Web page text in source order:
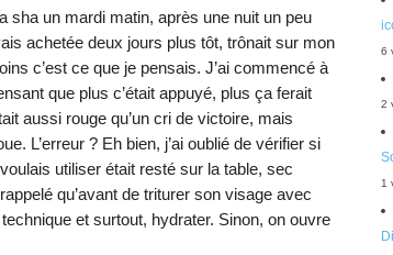
sha un mardi matin, après une nuit un peu
achetée deux jours plus tôt, trônait sur mon
c’est ce que je pensais. J’ai commencé à
que plus c’était appuyé, plus ça ferait
aussi rouge qu’un cri de victoire, mais
L’erreur ? Eh bien, j’ai oublié de vérifier si
utiliser était resté sur la table, sec
qu’avant de triturer son visage avec
et surtout, hydrater. Sinon, on ouvre
6
2
1